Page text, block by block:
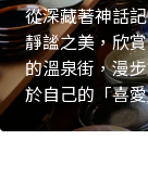
從深藏著神話
靜謐之美，欣
的溫泉街，漫
於自己的「喜